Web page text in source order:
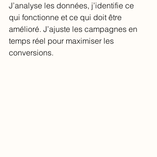
J’analyse les données, j’identifie ce
qui fonctionne et ce qui doit être
amélioré. J’ajuste les campagnes en
temps réel pour maximiser les
conversions.